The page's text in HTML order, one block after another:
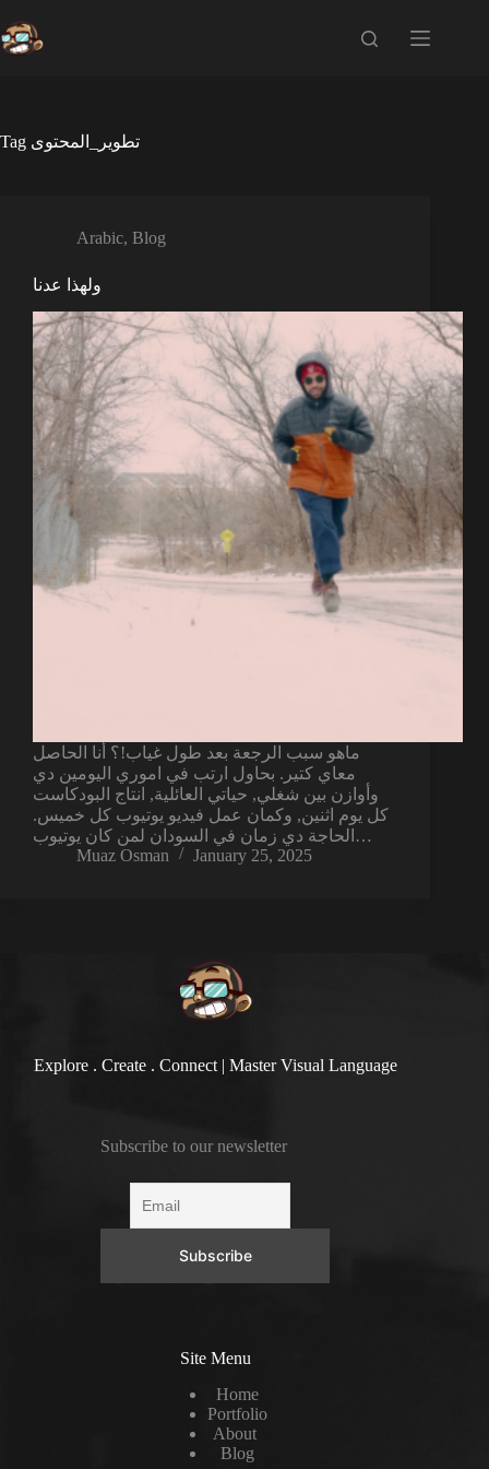
to
content
Tag تطوير_المحتوى
Arabic, Blog
ولهذا عدنا
ماهو سبب الرجعة بعد طول غياب!؟ أنا الحاصل
معاي كتير. بحاول ارتب في اموري اليومين دي
وأوازن بين شغلي, حياتي العائلية, انتاج البودكاست
كل يوم اثنين, وكمان عمل فيديو يوتيوب كل خميس.
الحاجة دي زمان في السودان لمن كان يوتيوب…
Muaz Osman
January 25, 2025
Explore . Create . Connect | Master Visual Language
Subscribe to our newsletter
Site Menu
Home
Portfolio
About
Blog